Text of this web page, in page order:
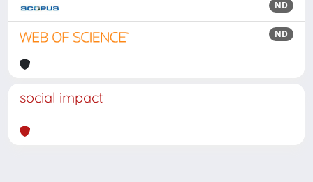
ND
ND
social impact